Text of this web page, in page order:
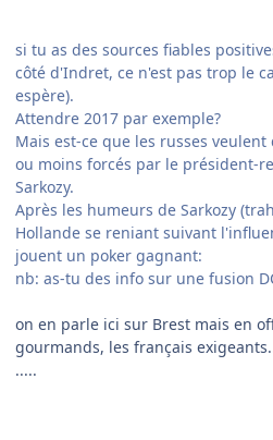
si tu as des sources fiables
côté d'Indret, ce n'est pas trop le
espère).
Attendre 2017 par exemple?
Mais est-ce que les russes
ou moins forcés par le président-
Sarkozy.
Après les humeurs de Sarkozy
Hollande se reniant suivant
jouent un poker gagnant:
nb: as-tu des info sur une fusion
on en parle ici sur Brest mais en
gourmands, les français
.....